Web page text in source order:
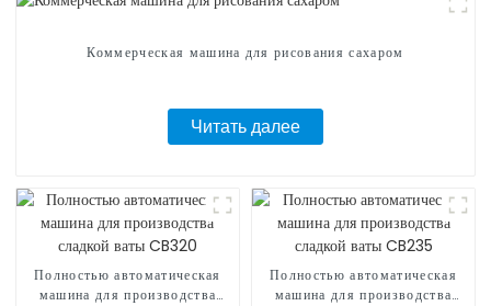
Коммерческая машина для рисования сахаром
Читать далее
Полностью автоматическая
машина для производства
Полностью автоматическая
машина для производства